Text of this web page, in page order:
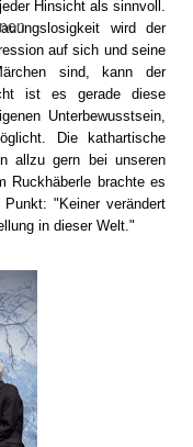
Hinsicht als sinnvoll.
wird der
auf sich und seine
sind, kann der
ist es gerade diese
Unterbewusstsein,
Die kathartische
allzu gern bei unseren
Ruckhäberle brachte es
"Keiner verändert
in dieser Welt."